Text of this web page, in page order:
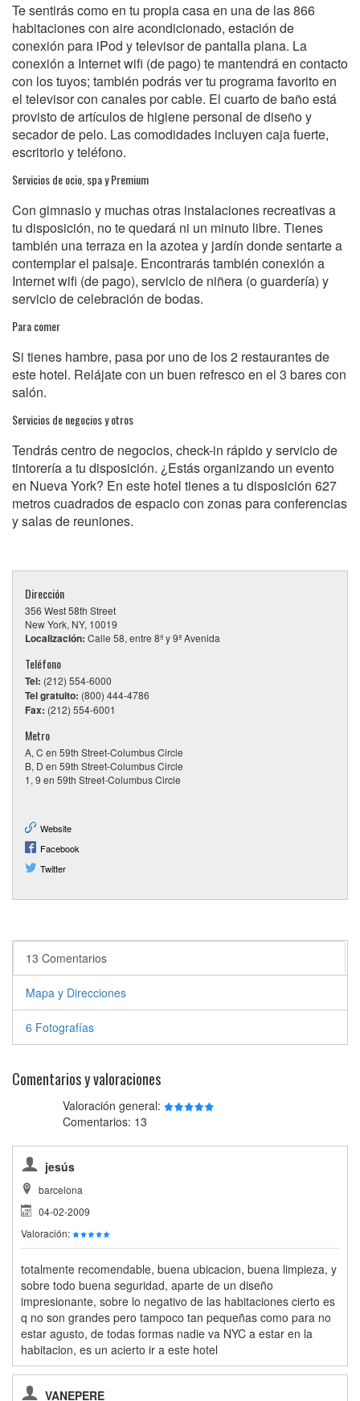
Te sentirás como en tu propia casa en una de las 866
habitaciones con aire acondicionado, estación de
conexión para iPod y televisor de pantalla plana. La
conexión a Internet wifi (de pago) te mantendrá en contacto
con los tuyos; también podrás ver tu programa favorito en
el televisor con canales por cable. El cuarto de baño está
provisto de artículos de higiene personal de diseño y
secador de pelo. Las comodidades incluyen caja fuerte,
escritorio y teléfono.
Servicios de ocio, spa y Premium
Con gimnasio y muchas otras instalaciones recreativas a
tu disposición, no te quedará ni un minuto libre. Tienes
también una terraza en la azotea y jardín donde sentarte a
contemplar el paisaje. Encontrarás también conexión a
Internet wifi (de pago), servicio de niñera (o guardería) y
servicio de celebración de bodas.
Para comer
Si tienes hambre, pasa por uno de los 2 restaurantes de
este hotel. Relájate con un buen refresco en el 3 bares con
salón.
Servicios de negocios y otros
Tendrás centro de negocios, check-in rápido y servicio de
tintorería a tu disposición. ¿Estás organizando un evento
en Nueva York? En este hotel tienes a tu disposición 627
metros cuadrados de espacio con zonas para conferencias
y salas de reuniones.
Dirección
356 West 58th Street
New York, NY, 10019
Localización: Calle 58, entre 8ª y 9ª Avenida
Teléfono
Tel: (212) 554-6000
Tel gratuito: (800) 444-4786
Fax: (212) 554-6001
Metro
A, C en 59th Street-Columbus Circle
B, D en 59th Street-Columbus Circle
1, 9 en 59th Street-Columbus Circle
Website
Facebook
Twitter
13 Comentarios
Mapa y Direcciones
6 Fotografías
Comentarios y valoraciones
Valoración general:
Comentarios: 13
jesús
barcelona
04-02-2009
Valoración:
totalmente recomendable, buena ubicacion, buena limpieza, y
sobre todo buena seguridad, aparte de un diseño
impresionante, sobre lo negativo de las habitaciones cierto es
q no son grandes pero tampoco tan pequeñas como para no
estar agusto, de todas formas nadie va NYC a estar en la
habitacion, es un acierto ir a este hotel
VANEPERE